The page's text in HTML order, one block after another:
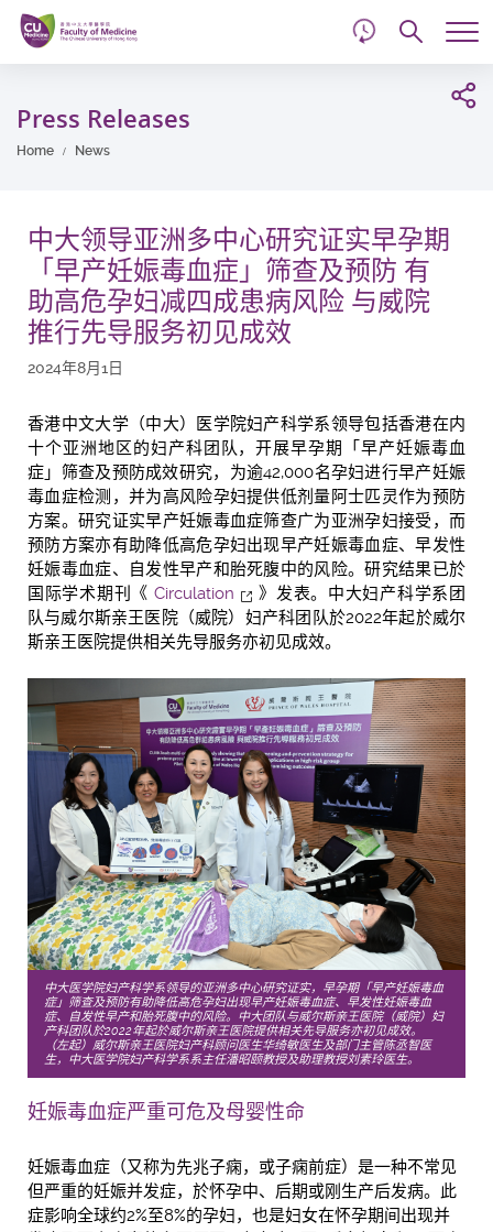
Skip
main
content
Press Releases
Home News
中大领导亚洲多中心研究证实早孕期
「早产妊娠毒血症」筛查及预防 有
助高危孕妇减四成患病风险 与威院
推行先导服务初见成效
2024年8月1日
香港中文大学（中大）医学院妇产科学系领导包括香港在内
十个亚洲地区的妇产科团队，开展早孕期「早产妊娠毒血
症」筛查及预防成效研究，为逾42,000名孕妇进行早产妊娠
毒血症检测，并为高风险孕妇提供低剂量阿士匹灵作为预防
方案。研究证实早产妊娠毒血症筛查广为亚洲孕妇接受，而
预防方案亦有助降低高危孕妇出现早产妊娠毒血症、早发性
妊娠毒血症、自发性早产和胎死腹中的风险。研究结果已於
国际学术期刊《 Circulation
》发表。中大妇产科学系团
队与威尔斯亲王医院（威院）妇产科团队於2022年起於威尔
斯亲王医院提供相关先导服务亦初见成效。
中大医学院妇产科学系领导的亚洲多中心研究证实，早孕期「早产妊娠毒血
症」筛查及预防有助降低高危孕妇出现早产妊娠毒血症、早发性妊娠毒血
症、自发性早产和胎死腹中的风险。中大团队与威尔斯亲王医院（威院）妇
产科团队於2022年起於威尔斯亲王医院提供相关先导服务亦初见成效。
（左起）威尔斯亲王医院妇产科顾问医生华绮敏医生及部门主管陈丞智医
生，中大医学院妇产科学系系主任潘昭颐教授及助理教授刘素玲医生。
妊娠毒血症严重可危及母婴性命
妊娠毒血症（又称为先兆子痫，或子痫前症）是一种不常见
但严重的妊娠并发症，於怀孕中、后期或刚生产后发病。此
症影响全球约2%至8%的孕妇，也是妇女在怀孕期间出现并